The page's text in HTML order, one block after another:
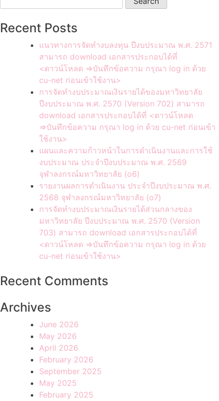
for:
Recent Posts
แนวทางการจัดทำงบลงทุน ปีงบประมาณ พ.ศ. 2571
สามารถ download เอกสารประกอบได้ที่
<ดาวน์โหลด =>บันทึกข้อความ กรุณา log in ด้วย
cu-net ก่อนเข้าใช้งาน>
การจัดทำงบประมาณเงินรายได้ของมหาวิทยาลัย
ปีงบประมาณ พ.ศ. 2570 (Version 702) สามารถ
download เอกสารประกอบได้ที่ <ดาวน์โหลด
=>บันทึกข้อความ กรุณา log in ด้วย cu-net ก่อนเข้า
ใช้งาน>
แผนและความก้าวหน้าในการดำเนินงานและการใช้
งบประมาณ ประจำปีงบประมาณ พ.ศ. 2569
จุฬาลงกรณ์มหาวิทยาลัย (o6)
รายงานผลการดำเนินงาน ประจำปีงบประมาณ พ.ศ.
2568 จุฬาลงกรณ์มหาวิทยาลัย (o7)
การจัดทำงบประมาณเงินรายได้ส่วนกลางของ
มหาวิทยาลัย ปีงบประมาณ พ.ศ. 2570 (Version
703) สามารถ download เอกสารประกอบได้ที่
<ดาวน์โหลด =>บันทึกข้อความ กรุณา log in ด้วย
cu-net ก่อนเข้าใช้งาน>
Recent Comments
Archives
June 2026
May 2026
April 2026
February 2026
September 2025
May 2025
February 2025